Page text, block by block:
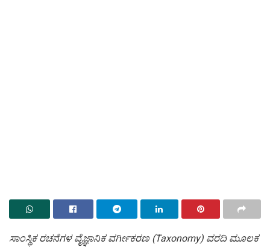
ಸಾಂಸ್ಥಿಕ ರಚನೆಗಳ ವೈಜ್ಞಾನಿಕ ವರ್ಗೀಕರಣ (Taxonomy) ವರದಿ ಮೂಲಕ